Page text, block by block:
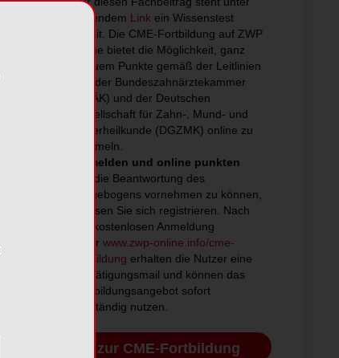
folgendem Link ein Wissenstest
bereit. Die CME-Fortbildung auf ZWP
online bietet die Möglichkeit, ganz
bequem Punkte gemäß der Leitlinien
von der Bundeszahnärztekammer
(BZÄK) und der Deutschen
Gesellschaft für Zahn-, Mund- und
Kieferheilkunde (DGZMK) online zu
sammeln.
Anmelden und online punkten
Um die Beantwortung des
Fragebogens vornehmen zu können,
müssen Sie sich registrieren. Nach
der kostenlosen Anmeldung
unter www.zwp-online.info/cme-
fortbildung erhalten die Nutzer eine
Bestätigungsmail und können das
Fortbildungsangebot sofort
vollständig nutzen.
zur CME-Fortbildung